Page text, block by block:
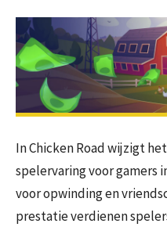
In Chicken Road wijzigt
spelervaring voor gamers
voor opwinding en
prestatie verdienen